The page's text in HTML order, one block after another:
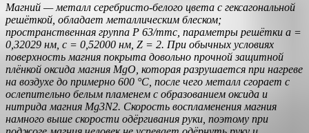
Магний — металл серебристо-белого цвета с гексагональной
решёткой, обладает металлическим блеском;
пространственная группа P 63/mmc, параметры решётки a =
0,32029 нм, c = 0,52000 нм, Z = 2. При обычных условиях
поверхность магния покрыта довольно прочной защитной
плёнкой оксида магния MgO, которая разрушается при нагреве
на воздухе до примерно 600 °C, после чего металл сгорает с
ослепительно белым пламенем с образованием оксида и
нитрида магния Mg3N2. Скорость воспламенения магния
намного выше скорости одёргивания руки, поэтому при